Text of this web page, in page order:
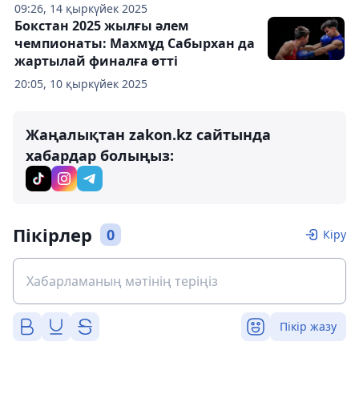
09:26, 14 қыркүйек 2025
20:05, 10 қыркүйек 2025
Бокстан 2025 жылғы әлем
чемпионаты: Махмұд Сабырхан да
жартылай финалға өтті
Жаңалықтан zakon.kz сайтында
хабардар болыңыз:
Пікірлер 0 Кіру
Пікір жазу